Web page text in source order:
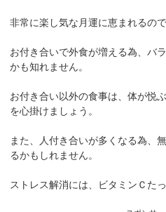
非常に楽し気な月運に恵まれるの
お付き合いで外食が増える為、バ
かも知れません。
お付き合い以外の食事は、体が悦
を心掛けましょう。
また、人付き合いが多くなる為、
るかもしれません。
ストレス解消には、ビタミンＣた